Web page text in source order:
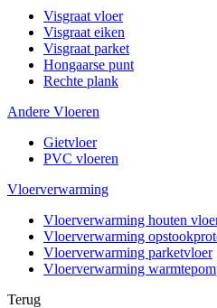
Visgraat vloer
Visgraat eiken
Visgraat parket
Hongaarse punt
Rechte plank
Andere Vloeren
Gietvloer
PVC vloeren
Vloerverwarming
Vloerverwarming houten
Vloerverwarming
Vloerverwarming parketvloer
Vloerverwarming
Terug